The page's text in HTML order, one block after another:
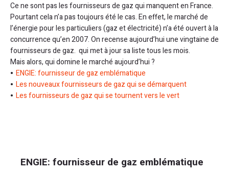
Adoucisseur
Chauffe-eau solaire
Climatisation
Installation Thermostat
Simulateur chaudière
Ce ne sont pas les fournisseurs de gaz qui manquent en France.
Pourtant cela n’a pas toujours été le cas. En effet, le marché de
l’énergie pour les particuliers (gaz et électricité) n’a été ouvert à la
concurrence qu’en 2007. On recense aujourd’hui une vingtaine de
fournisseurs de gaz. qui met à jour sa liste tous les mois.
Mais alors, qui domine le marché aujourd’hui ?
ENGIE: fournisseur de gaz emblématique
Les nouveaux fournisseurs de gaz qui se démarquent
Les fournisseurs de gaz qui se tournent vers le vert
ENGIE: fournisseur de gaz emblématique